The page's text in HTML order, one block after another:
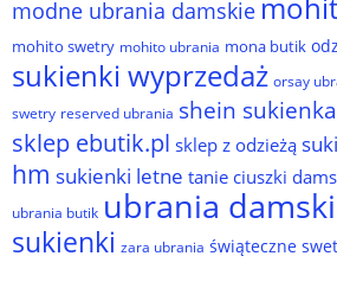
modne ubrania damskie
mohito swetry mohito ubrania mona butik
sukienki wyprzedaż orsay
swetry reserved ubrania shein sukienka
sklep ebutik.pl sklep z odzieżą
hm sukienki letne tanie ciuszki
ubrania butik ubrania
sukienki zara ubrania świąteczne